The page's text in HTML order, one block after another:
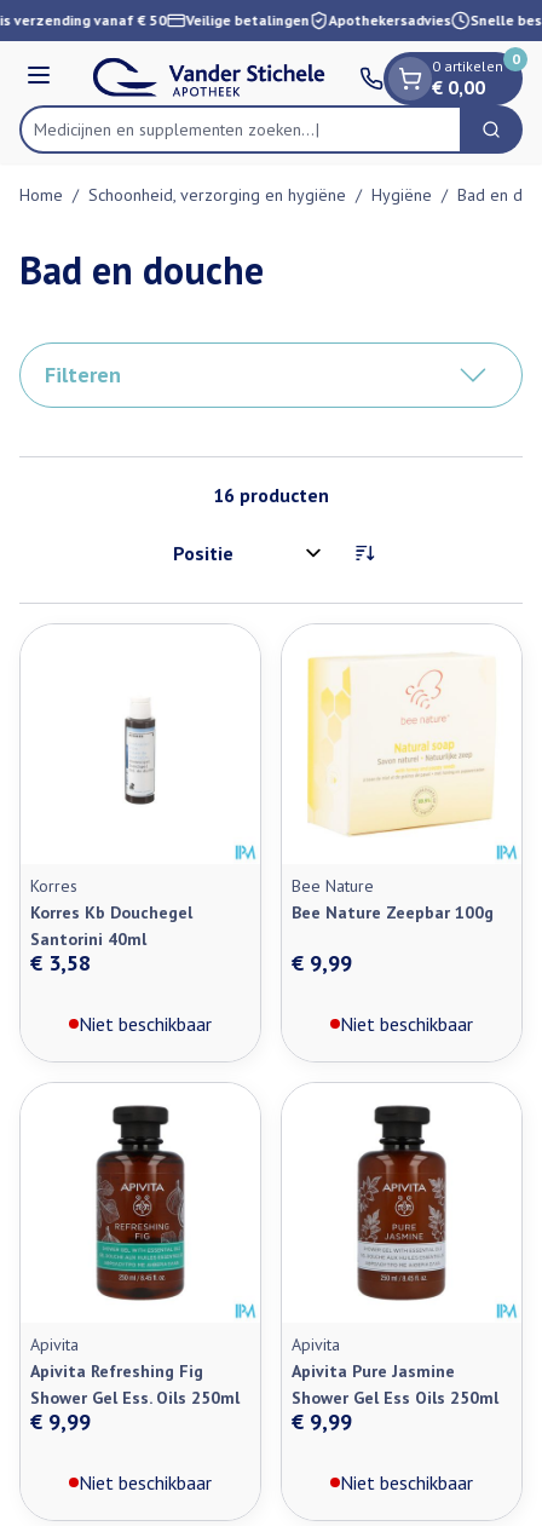
Ga naar de inhoud
1 van 1
verzending vanaf € 50 Veilige betalingen Apothekersadvies Snelle
Menu
Product, merk, categorie...
Medicijnen en supplementen zoek Zoek
0 artikelen
€ 0,00
0
Home / Schoonheid, verzorging en hygiëne / Hygiëne / Bad en
Bad en douche
Filteren
16 producten
Sorteer op:
Korres
Korres Kb Douchegel
Santorini 40ml
€ 3,58
Niet beschikbaar
Bee Nature
Bee Nature Zeepbar 100g
€ 9,99
Niet beschikbaar
Apivita
Apivita Refreshing Fig
Shower Gel Ess. Oils 250ml
€ 9,99
Niet beschikbaar
Apivita
Apivita Pure Jasmine
Shower Gel Ess Oils 250ml
€ 9,99
Niet beschikbaar